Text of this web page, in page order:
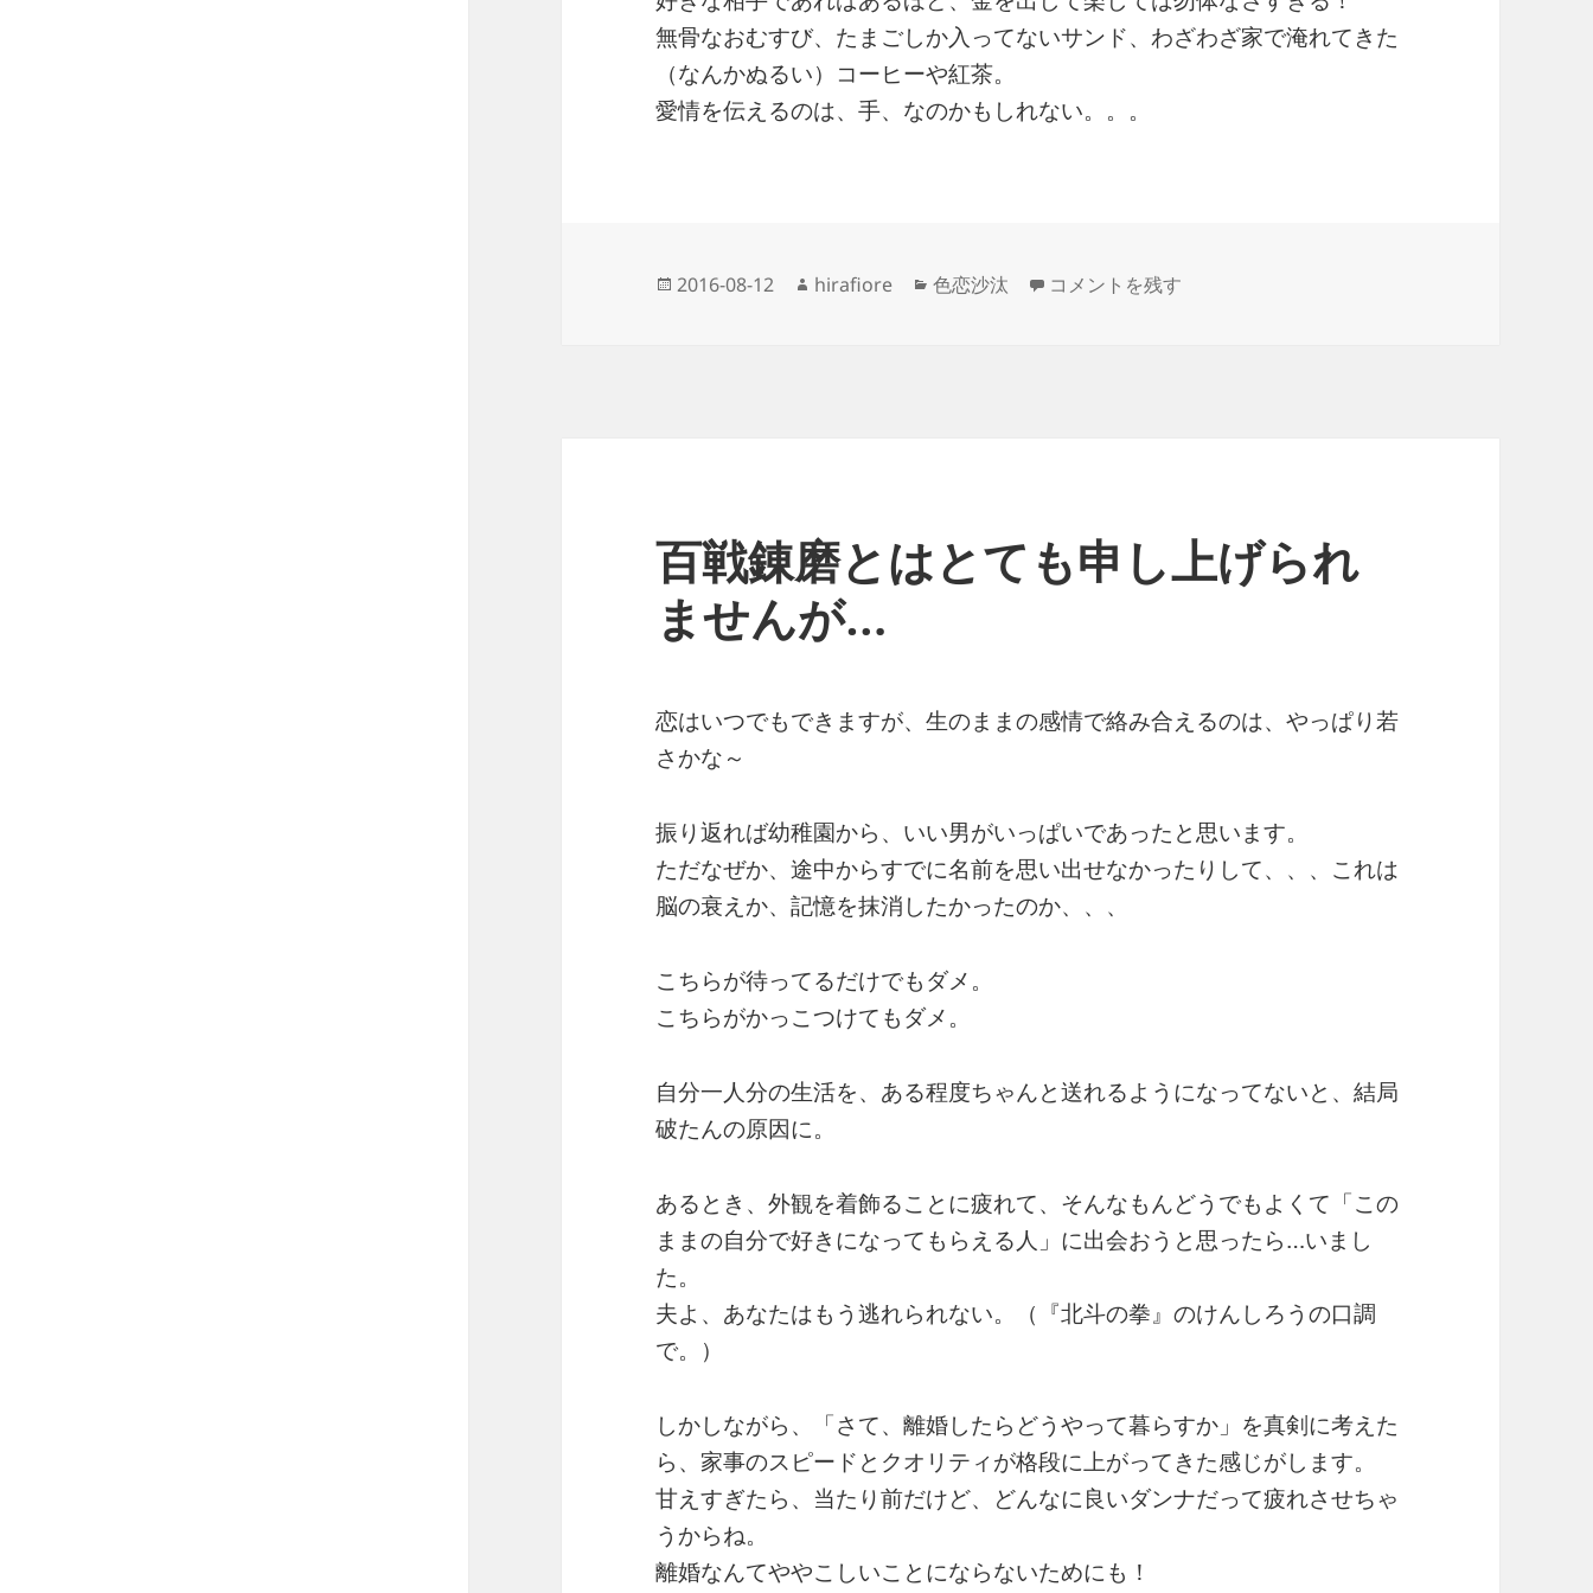
無骨なおむすび、たまごしか入ってないサンド、わざわざ家で淹れてきた
（なんかぬるい）コーヒーや紅茶。
愛情を伝えるのは、手、なのかもしれない。。。
投
2016-08-12
作
hirafiore
カ
色恋沙汰 デートはピクニック に
コメントを残す
百戦錬磨とはとても申し上げられ
ませんが…
恋はいつでもできますが、生のままの感情で絡み合えるのは、やっぱり若
さかな～
振り返れば幼稚園から、いい男がいっぱいであったと思います。
ただなぜか、途中からすでに名前を思い出せなかったりして、、、これは
脳の衰えか、記憶を抹消したかったのか、、、
こちらが待ってるだけでもダメ。
こちらがかっこつけてもダメ。
自分一人分の生活を、ある程度ちゃんと送れるようになってないと、結局
破たんの原因に。
あるとき、外観を着飾ることに疲れて、そんなもんどうでもよくて「この
ままの自分で好きになってもらえる人」に出会おうと思ったら…いまし
た。
夫よ、あなたはもう逃れられない。（『北斗の拳』のけんしろうの口調
で。）
しかしながら、「さて、離婚したらどうやって暮らすか」を真剣に考えた
ら、家事のスピードとクオリティが格段に上がってきた感じがします。
甘えすぎたら、当たり前だけど、どんなに良いダンナだって疲れさせちゃ
うからね。
離婚なんてややこしいことにならないためにも！